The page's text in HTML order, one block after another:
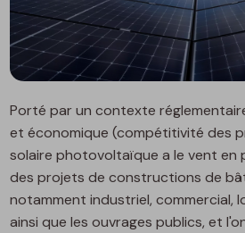
Porté par un contexte
et économique (compétitivité des
solaire photovoltaïque a le vent en
des projets de constructions de
notamment industriel, commercial,
ainsi que les ouvrages publics, et